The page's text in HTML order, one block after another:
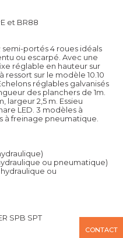
et BR88
semi-portés 4 roues idéals
ou escarpé. Avec une
réglable en hauteur sur
ressort sur le modèle 10.10
réglables galvanisés
des planchers de 1m.
largeur 2,5 m. Essieu
LED. 3 modèles à
à freinage pneumatique.
ou pneumatique)
hydraulique ou
SPB SPT
CONTACT